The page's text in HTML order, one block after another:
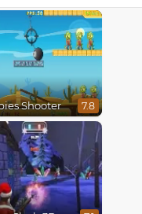
Shooter 7.8